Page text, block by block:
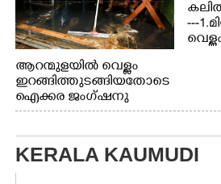
ആറന്മുളയിൽ വെള്ളം
ഇറങ്ങിത്തുടങ്ങിയതോടെ
ഐക്കര ജംഗ്ഷനു
സമീപം ആറന്മുള
സമീപം പ്രവർത്തിക്കു
ആറന്മുള തട്ടുകട കഴുകി
വൃത്തിയാക്കുന്നു.
---
KERALA KAUMUDI